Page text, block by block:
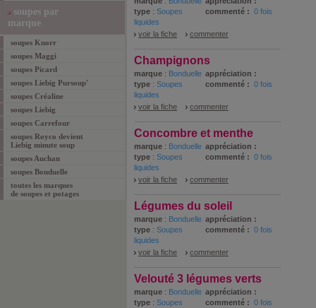
soupes par
marque
soupes Knorr
soupes Maggi
soupes Picard
soupes Liebig Pursoup'
soupes Créaline
soupes Liebig
soupes Carrefour
soupes Royco devient
Liebig minute soup
soupes Auchan
soupes Bonduelle
toutes les marques
de soupes et potages
type : Soupes
liquides
commenté : 0 fois
voir la fiche commenter
Champignons
marque : Bonduelle appréciation :
type : Soupes
liquides
commenté : 0 fois
voir la fiche commenter
Concombre et menthe
marque : Bonduelle appréciation :
type : Soupes
liquides
commenté : 0 fois
voir la fiche commenter
Légumes du soleil
marque : Bonduelle appréciation :
type : Soupes
liquides
commenté : 0 fois
voir la fiche commenter
Velouté 3 légumes verts
marque : Bonduelle appréciation :
type : Soupes
commenté : 0 fois